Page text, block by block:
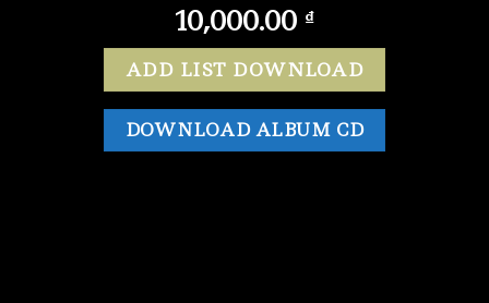
10,000.00 ₫
ADD LIST DOWNLOAD
DOWNLOAD ALBUM CD